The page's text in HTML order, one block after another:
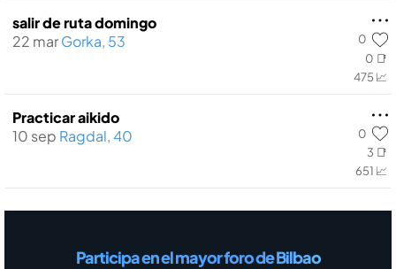
0
0 📑
475 📈
salir de ruta domingo
22 marGorka, 53
0
3 📑
651 📈
Practicar aikido
10 sep Ragdal, 40
Participa en el mayor foro de Bilbao